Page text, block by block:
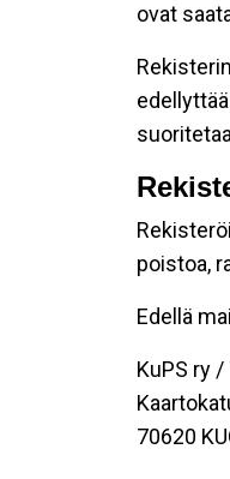
ovat
poistoa,
Edellä
KuPS ry
70620